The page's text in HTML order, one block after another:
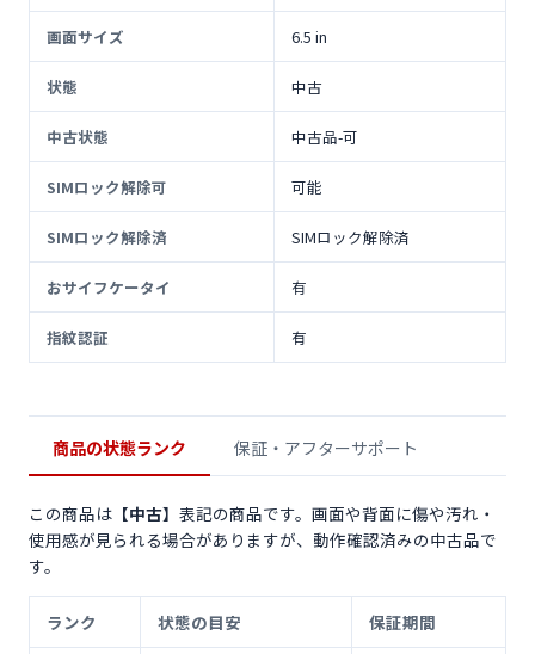
画面サイズ 6.5 in
状態 中古
中古状態 中古品-可
SIMロック解除可 可能
SIMロック解除済 SIMロック解除済
おサイフケータイ 有
指紋認証 有
商品の状態ランク 保証・アフターサポート
この商品は 【中古】 表記の商品です。画面や背面に傷や汚れ・
使用感が見られる場合がありますが、動作確認済みの中古品で
す。
ランク 状態の目安 保証期間